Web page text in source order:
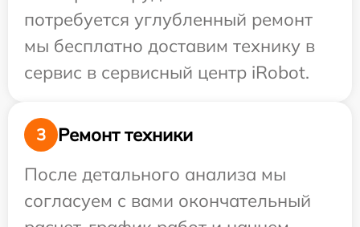
потребуется углубленный ремонт
мы бесплатно доставим технику в
сервис в сервисный центр iRobot.
3
Ремонт техники
После детального анализа мы
согласуем с вами окончательный